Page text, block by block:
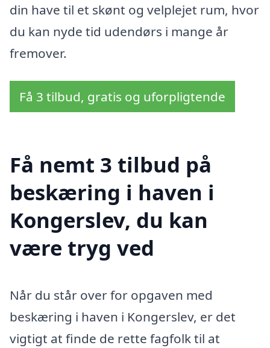
din have til et skønt og velplejet rum, hvor
du kan nyde tid udendørs i mange år
fremover.
Få 3 tilbud, gratis og uforpligtende
Få nemt 3 tilbud på
beskæring i haven i
Kongerslev, du kan
være tryg ved
Når du står over for opgaven med
beskæring i haven i Kongerslev, er det
vigtigt at finde de rette fagfolk til at